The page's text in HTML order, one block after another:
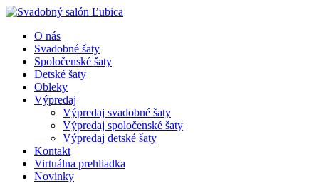
O nás
Svadobné šaty
Spoločenské šaty
Detské šaty
Obleky
Výpredaj
Výpredaj svadobné šaty
Výpredaj spoločenské šaty
Výpredaj detské šaty
Kontakt
Virtuálna prehliadka
Novinky